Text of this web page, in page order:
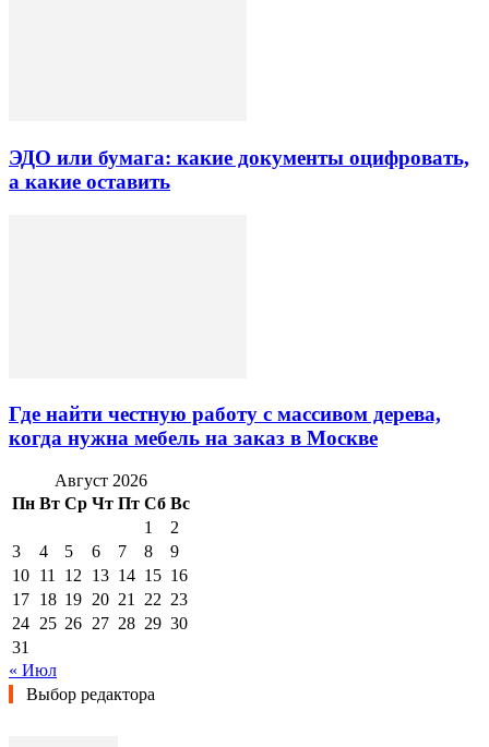
ЭДО или бумага: какие документы оцифровать,
а какие оставить
Где найти честную работу с массивом дерева,
когда нужна мебель на заказ в Москве
Август 2026
Пн Вт Ср Чт Пт Сб Вс
1
2
3
4 5 6 7 8
9
10 11 12 13 14 15 16
17 18 19 20 21 22 23
24 25 26 27 28 29 30
31
« Июл
Выбор редактора